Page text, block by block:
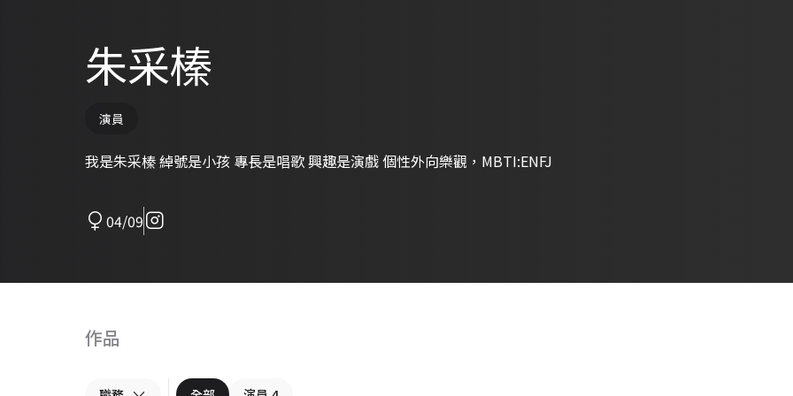
朱采榛
演員
我是朱采榛 綽號是小孩 專長是唱歌 興趣是演戲 個性外向樂觀，MBTI:ENFJ
04/09
作品